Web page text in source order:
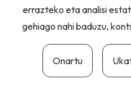
errazteko eta analisi
gehiago nahi baduzu,
Onartu